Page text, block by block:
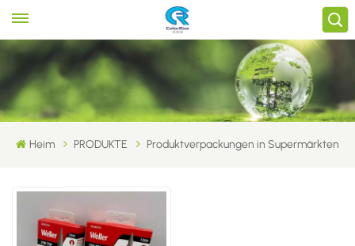
Heim PRODUKTE Produktverpackungen in Supermärkten